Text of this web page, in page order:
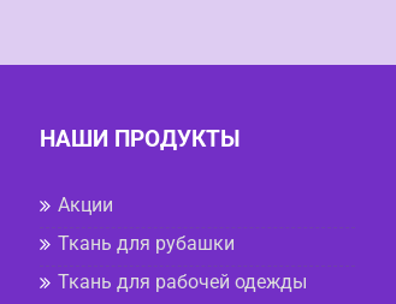
НАШИ ПРОДУКТЫ
Акции
Ткань для рубашки
Ткань для рабочей одежды